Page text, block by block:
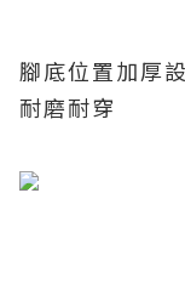
腳底位置加厚
耐磨耐穿